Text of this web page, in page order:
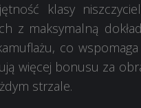
klasy
z maksymalną
co
więcej bonusu za
strzale.